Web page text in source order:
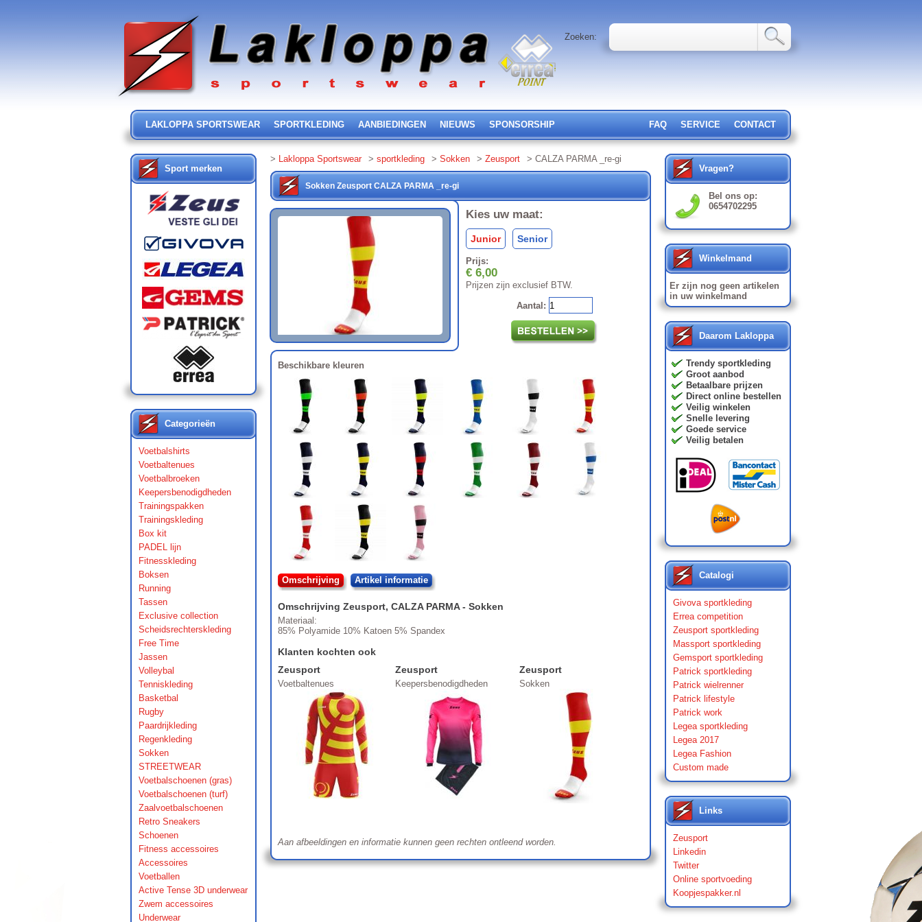
Zoeken:
LAKLOPPA SPORTSWEAR SPORTKLEDING AANBIEDINGEN NIEUWS SPONSORSHIP FAQ SERVICE CONTACT
Sport merken
Categorieën
Voetbalshirts
Voetbaltenues
Voetbalbroeken
Keepersbenodigdheden
Trainingspakken
Trainingskleding
Box kit
PADEL lijn
Fitnesskleding
Boksen
Running
Tassen
Exclusive collection
Scheidsrechterskleding
Free Time
Jassen
Volleybal
Tenniskleding
Basketbal
Rugby
Paardrijkleding
Regenkleding
Sokken
STREETWEAR
Voetbalschoenen (gras)
Voetbalschoenen (turf)
Zaalvoetbalschoenen
Retro Sneakers
Schoenen
Fitness accessoires
Accessoires
Voetballen
Active Tense 3D underwear
Zwem accessoires
Underwear
> Lakloppa Sportswear > sportkleding > Sokken > Zeusport > CALZA PARMA _re-gi
Sokken Zeusport CALZA PARMA _re-gi
Kies uw maat:
Junior Senior
Prijs:
€ 6,00
Prijzen zijn exclusief BTW.
Aantal:
Beschikbare kleuren
Omschrijving Artikel informatie
Omschrijving Zeusport, CALZA PARMA- Sokken
Materiaal:
85% Polyamide 10% Katoen 5% Spandex
Klanten kochten ook
Zeusport
Voetbaltenues
Zeusport
Keepersbenodigdheden
Zeusport
Sokken
Aan afbeeldingen en informatie kunnen geen rechten ontleend worden.
Vragen?
Bel ons op:
0654702295
Winkelmand
Er zijn nog geen artikelen
in uw winkelmand
Daarom Lakloppa
Trendy sportkleding
Groot aanbod
Betaalbare prijzen
Direct online bestellen
Veilig winkelen
Snelle levering
Goede service
Veilig betalen
Catalogi
Givova sportkleding
Errea competition
Zeusport sportkleding
Massport sportkleding
Gemsport sportkleding
Patrick sportkleding
Patrick wielrenner
Patrick lifestyle
Patrick work
Legea sportkleding
Legea 2017
Legea Fashion
Custom made
Links
Zeusport
Linkedin
Twitter
Online sportvoeding
Koopjespakker.nl